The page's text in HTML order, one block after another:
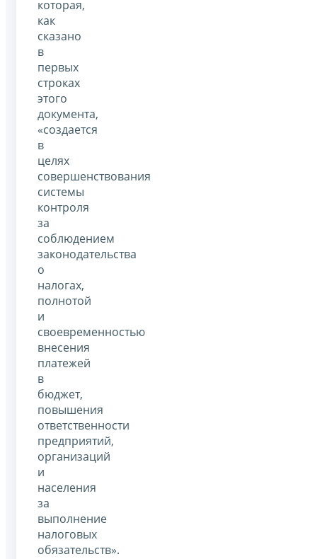
которая,
как
сказано
в
первых
строках
этого
документа,
«создается
в
целях
совершенствования
системы
контроля
за
соблюдением
законодательства
о
налогах,
полнотой
и
своевременностью
внесения
платежей
в
бюджет,
повышения
ответственности
предприятий,
организаций
и
населения
за
выполнение
налоговых
обязательств».